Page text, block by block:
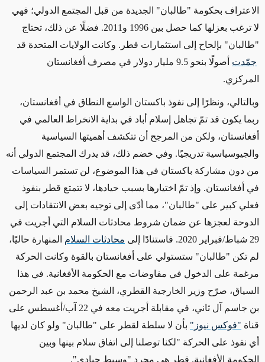
الاعتراف بحكومة "طالبان" الجديدة من قبل المجتمع الدولي؛ فهي
لا ترغب بعزلها كما حصل بين 1996 و2011. فضلًا عن ذلك، تحتاج
"طالبان" بإلحاح إلى استثمارات قطر. وكانت الولايات المتحدة قد
جمّدت
أصولًا بنحو 9.5 مليار دولار في مصرف أفغانستان
المركزي.
وبالتالي، ونظرًا إلى نفوذ باكستان الواسع النطاق في أفغانستان،
ربما يكون قد تمّ تجاهل إسلام أباد في بداية الانخراط العالمي في
أفغانستان، ولكن من المرجح أن تتكشف أهميتها السياسية
والجيوسياسية تدريجيًا. وفي خضم ذلك، قد يدرك المجتمع الدولي أنه
من دون مشاركة باكستان في هذا الموضوع، لن تستمر السياسات
في أفغانستان. وإذ تمّ اختيارها بسبب حيادها، لا تتمتع قطر بنفوذ
فعلي كبير على "طالبان"، مما أدّى إلى توجيه بعض الانتقادات إلى
الدوحة لعجزها عن ضمان شروط محادثات السلام التي أجريت في
29 شباط/فبراير 2020. فاستنادًا إلى
محادثات السلام المنهارة حاليًا،
لم تكن "طالبان" ستستولي على أفغانستان بالقوة وكانت الحركة
مرغمة على الدخول في مفاوضات مع الحكومة الأفغانية. في هذا
السياق، صرّح وزير الخارجية القطري، الشيخ محمد بن عبد الرحمن
بن جاسم آل ثاني، في مقابلة أجريت معه في 22 آب/أغسطس على
قناة "فوكس نيوز" بأن لا سلطة لقطر على "طالبان" ولو كان لديها
أي نفوذ على الحركة "لكنا توصلنا إلى اتفاق سلام بينها وبين
الحكومة الأفغانية. قطر هي مجرد "وسيط حيادي".